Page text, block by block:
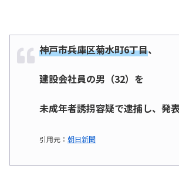
神戸市兵庫区菊水町6丁目、
建設会社員の男（32）を
未成年者誘拐容疑で逮捕し、発表
引用元： 朝日新聞